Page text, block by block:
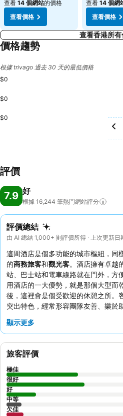
查看 14 個網站的價格
查看價格
查看 14 個網
查看價格
查看香港所
價格趨勢
根據 trivago 過去 30 天的最低價格
$0
$0
$0
評價
7.9 好
根據 16,244 筆熱門網站評分
評價總結
由 AI 總結 1,000+ 則評價所得 · 上次更新
這間酒店是個多功能的城市樞紐，同
的商務旅客和觀光客。酒店擁有卓越
站、巴士站和電車線路就在門外，方
用酒店的一大優勢，就是那個大型而
後，這裡會是個受歡迎的休憩之所。
突出特色，經常形容團隊友善、樂於
人，建議選擇高樓層的
顯示更多
旅客評價
極佳
很好
好
中等
欠佳